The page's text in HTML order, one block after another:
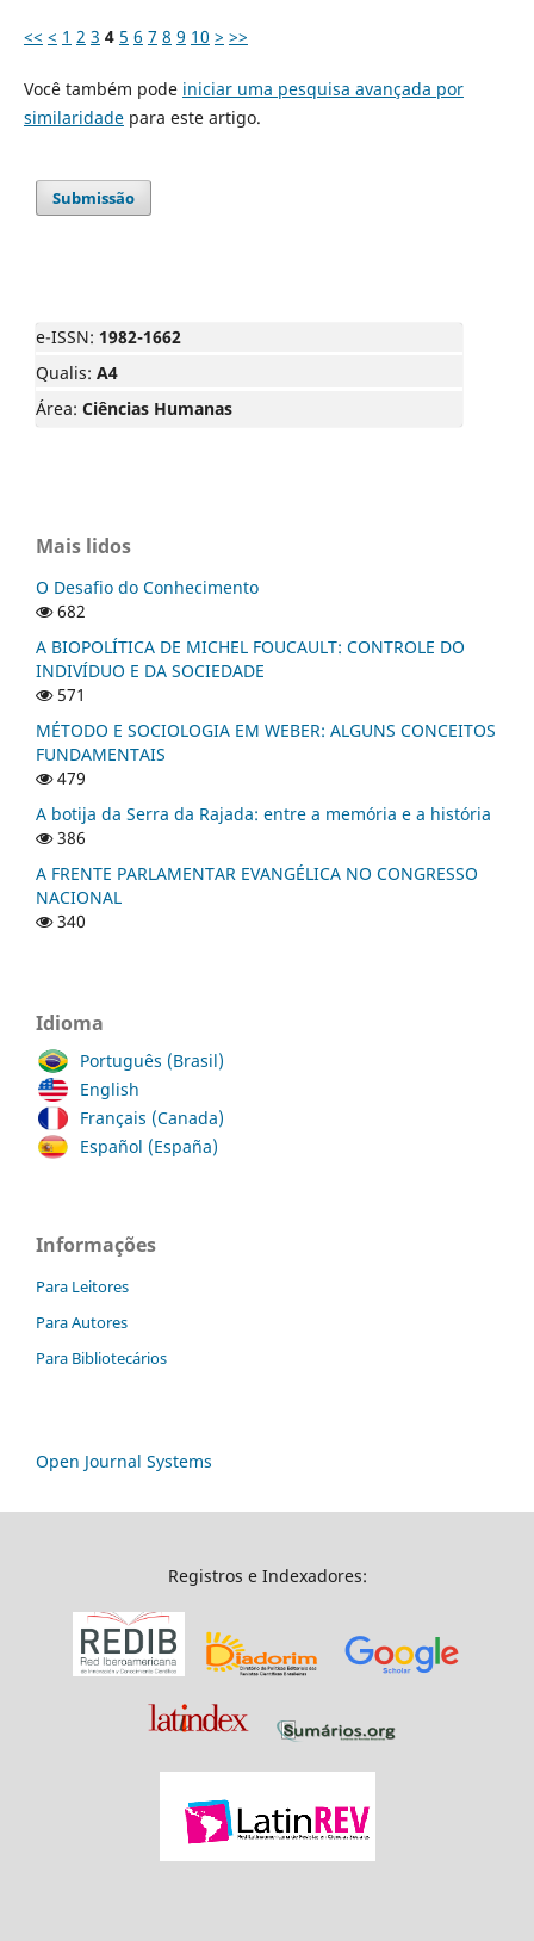
<< < 1 2 3 4 5 6 7 8 9 10 > >>
Você também pode iniciar uma pesquisa avançada por
similaridadepara este artigo.
Submissão
e-ISSN: 1982-1662
Qualis: A4
Área: Ciências Humanas
Mais lidos
O Desafio do Conhecimento
682
A BIOPOLÍTICA DE MICHEL FOUCAULT: CONTROLE DO
INDIVÍDUO E DA SOCIEDADE
571
MÉTODO E SOCIOLOGIA EM WEBER: ALGUNS CONCEITOS
FUNDAMENTAIS
479
A botija da Serra da Rajada: entre a memória e a história
386
A FRENTE PARLAMENTAR EVANGÉLICA NO CONGRESSO
NACIONAL
340
Idioma
Português (Brasil)
English
Français (Canada)
Español (España)
Informações
Para Leitores
Para Autores
Para Bibliotecários
Open Journal Systems
Registros e Indexadores: